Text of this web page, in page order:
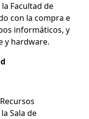
Facultad de
con la compra e
informáticos, y
y hardware.
Sala de